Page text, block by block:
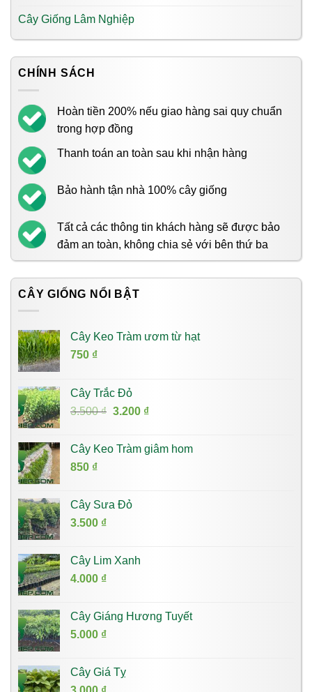
Cây Giống Lâm Nghiệp
CHÍNH SÁCH
Hoàn tiền 200% nếu giao hàng sai quy chuẩn
trong hợp đồng
Thanh toán an toàn sau khi nhận hàng
Bảo hành tận nhà 100% cây giống
Tất cả các thông tin khách hàng sẽ được bảo
đảm an toàn, không chia sẻ với bên thứ ba
CÂY GIỐNG NỔI BẬT
Cây Keo Tràm ươm từ hạt
750 ₫
Cây Trắc Đỏ
3.500₫ Giá
3.500 ₫.
3.200 ₫Giá
là:
Cây Keo Tràm giâm hom
850 ₫
Cây Sưa Đỏ
3.500 ₫
Cây Lim Xanh
4.000 ₫
Cây Giáng Hương Tuyết
5.000 ₫
Cây Giá Tỵ